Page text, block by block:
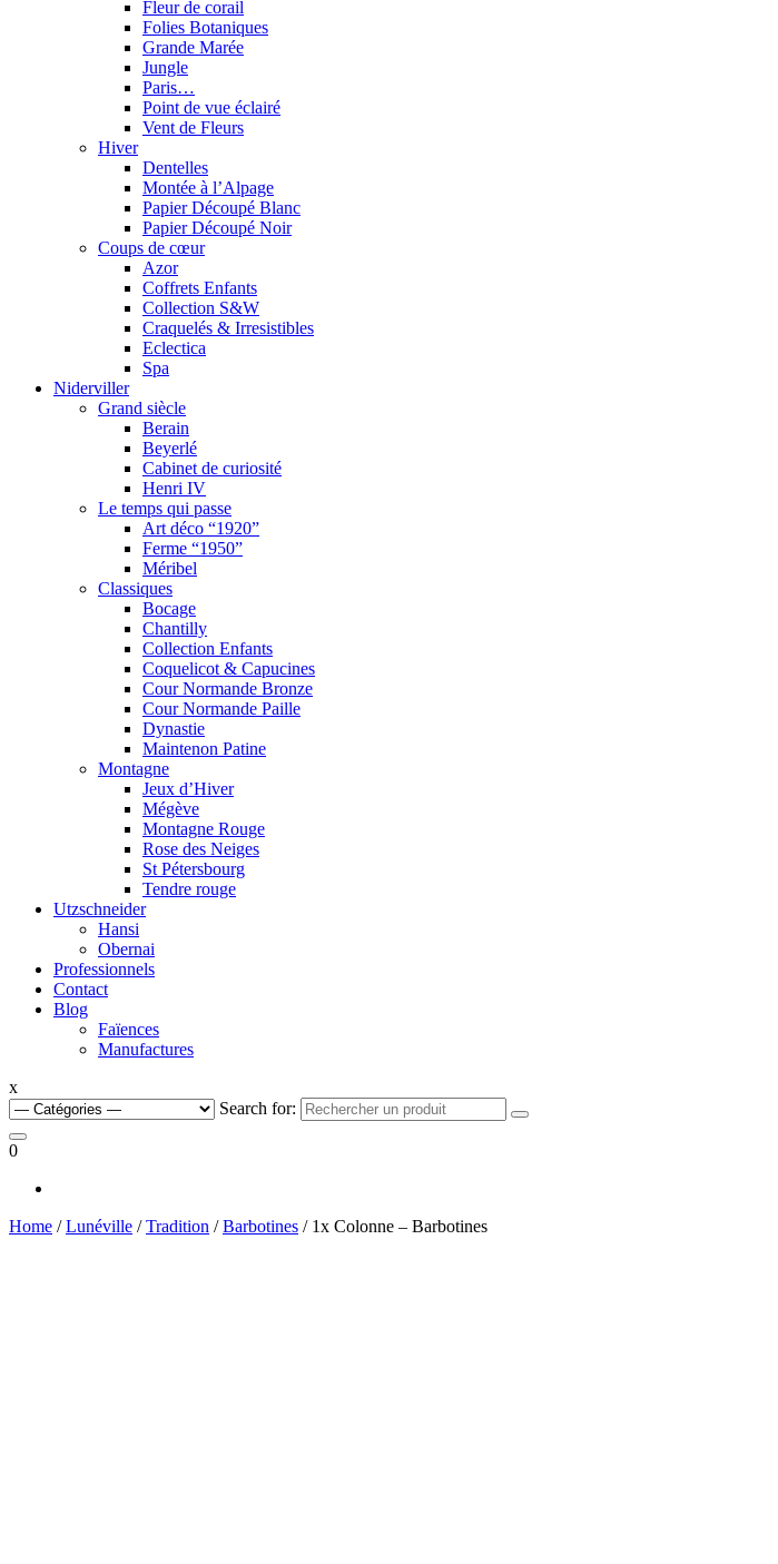
Fleur de corail
Folies Botaniques
Grande Marée
Jungle
Paris…
Point de vue éclairé
Vent de Fleurs
Hiver
Dentelles
Montée à l’Alpage
Papier Découpé Blanc
Papier Découpé Noir
Coups de cœur
Azor
Coffrets Enfants
Collection S&W
Craquelés & Irresistibles
Eclectica
Spa
Niderviller
Grand siècle
Berain
Beyerlé
Cabinet de curiosité
Henri IV
Le temps qui passe
Art déco “1920”
Ferme “1950”
Méribel
Classiques
Bocage
Chantilly
Collection Enfants
Coquelicot & Capucines
Cour Normande Bronze
Cour Normande Paille
Dynastie
Maintenon Patine
Montagne
Jeux d’Hiver
Mégève
Montagne Rouge
Rose des Neiges
St Pétersbourg
Tendre rouge
Utzschneider
Hansi
Obernai
Professionnels
Contact
Blog
Faïences
Manufactures
x
Search for:
0
Home /Lunéville /Tradition /Barbotines / 1x Colonne – Barbotines